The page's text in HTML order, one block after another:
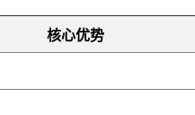
核心优势